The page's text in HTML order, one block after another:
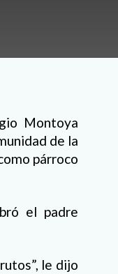
Montoya
de la
párroco
el padre
le dijo